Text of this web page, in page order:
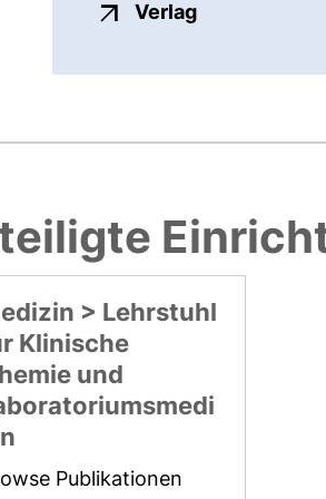
Verlagexterner
> Lehrstuhl
Klinische
und
Publikationen